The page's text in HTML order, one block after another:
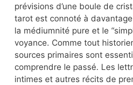
prévisions d’une boule de
tarot est connoté à
la médiumnité pure et le
voyance. Comme tout
sources primaires sont
comprendre le passé. Les
intimes et autres récits de